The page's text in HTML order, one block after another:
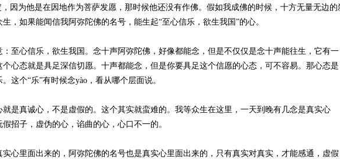
，因为他是在因地作为菩萨发愿，那时候他还没有作佛。假如我成佛的时候，十方无量无边的
，如果能闻信我阿弥陀佛的名号，能生起“至心信乐，欲生我国”的心。
：至心信乐，欲生我国。念十声阿弥陀佛，好像都能念，但是不仅仅是念十声能往生，它有一
个心态就是具足深信切愿。十声都能念，但是你要具足这个信愿的心态，可不容易。那心态是
这个“乐”有时候念yào，看从哪个层面说。
就是真诚心，不是虚假的。这个其实就蛮难的。我等众生在这里，一天到晚有几念是真实心
招子，虚伪的心，谄曲的心，心口不一的。
实心里面出来的，阿弥陀佛的名号也是真实心里面出来的，只有真实对真实，才能感通，虚假